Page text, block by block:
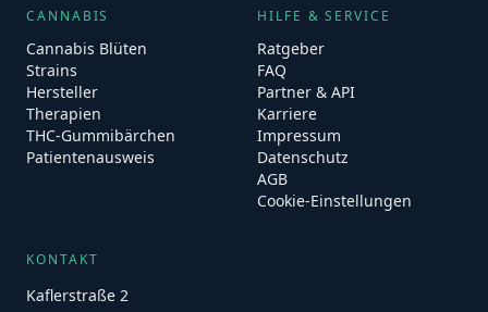
CANNABIS
Cannabis Blüten
Strains
Hersteller
Therapien
THC-Gummibärchen
Patientenausweis
HILFE & SERVICE
Ratgeber
FAQ
Partner & API
Karriere
Impressum
Datenschutz
AGB
Cookie-Einstellungen
KONTAKT
Kaflerstraße 2